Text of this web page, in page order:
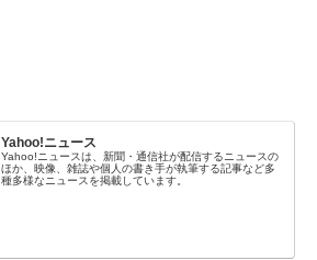
Yahoo!ニュース
Yahoo!ニュースは、新聞・通信社が配信するニュースの
ほか、映像、雑誌や個人の書き手が執筆する記事など多
種多様なニュースを掲載しています。